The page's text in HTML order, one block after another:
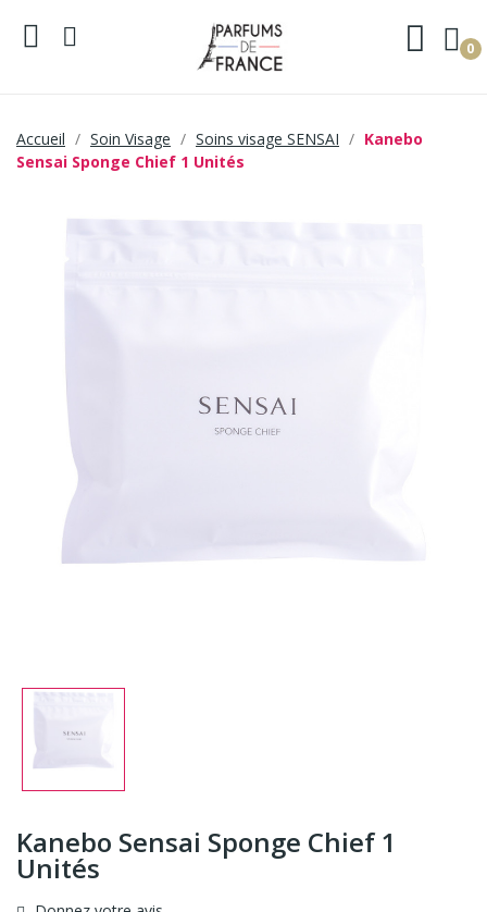
0
Accueil Soin Visage Soins visage SENSAI
Kanebo
Sensai Sponge Chief 1 Unités
Kanebo Sensai Sponge Chief 1
Unités